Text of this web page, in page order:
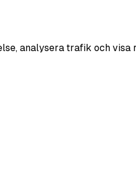
analysera trafik och